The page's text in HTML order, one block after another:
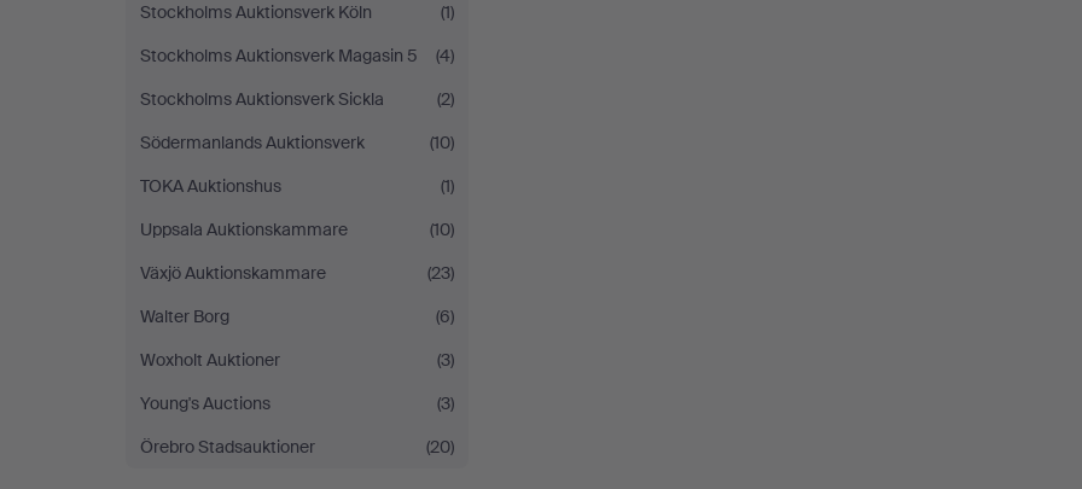
Stockholms Auktionsverk Köln
(1)
Stockholms Auktionsverk Magasin 5
(4)
Stockholms Auktionsverk Sickla
(2)
Södermanlands Auktionsverk
(10)
TOKA Auktionshus
(1)
Uppsala Auktionskammare
(10)
Växjö Auktionskammare
(23)
Walter Borg
(6)
Woxholt Auktioner
(3)
Young's Auctions
(3)
Örebro Stadsauktioner
(20)